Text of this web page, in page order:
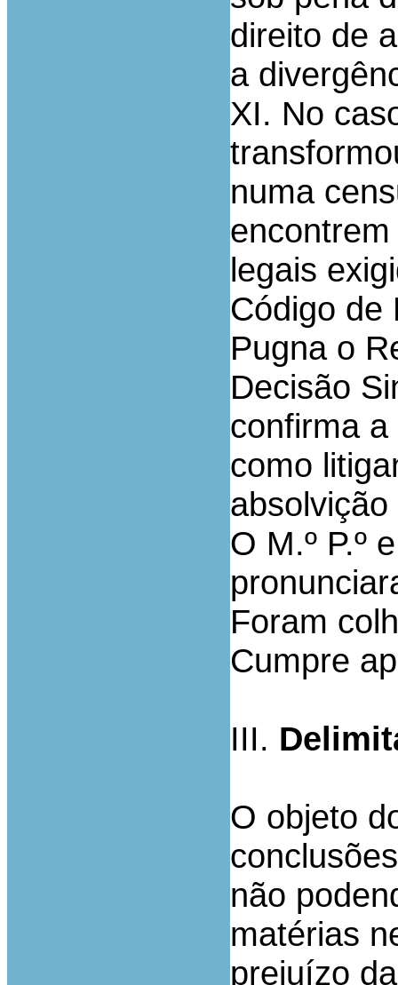
direito de
a
XI. No
numa
legais
Código de
Pugna o
Decisão
confirma
como
O M.º P.º
Foram
Cumpre
III.
O objeto
não
matérias
prejuízo